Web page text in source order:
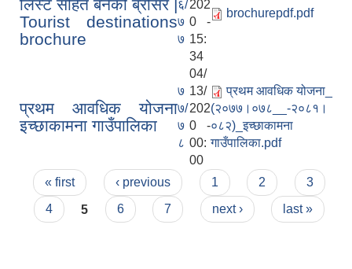
लिस्ट सहित बनेको ब्रोसर |
Tourist destinations
brochure
६/
७
७
202
0 -
15:
34
brochurepdf.pdf
प्रथम आवधिक योजना
इच्छाकामना गाउँपालिका
७
७/
७
८
04/
13/
202
0 -
00:
00
प्रथम आवधिक योजना_
(२०७७।०७८__-२०८१।
०८२)_इच्छाकामना
गाउँपालिका.pdf
Pages
« first ‹ previous 1 2
3
4
5 6 7 next › last »